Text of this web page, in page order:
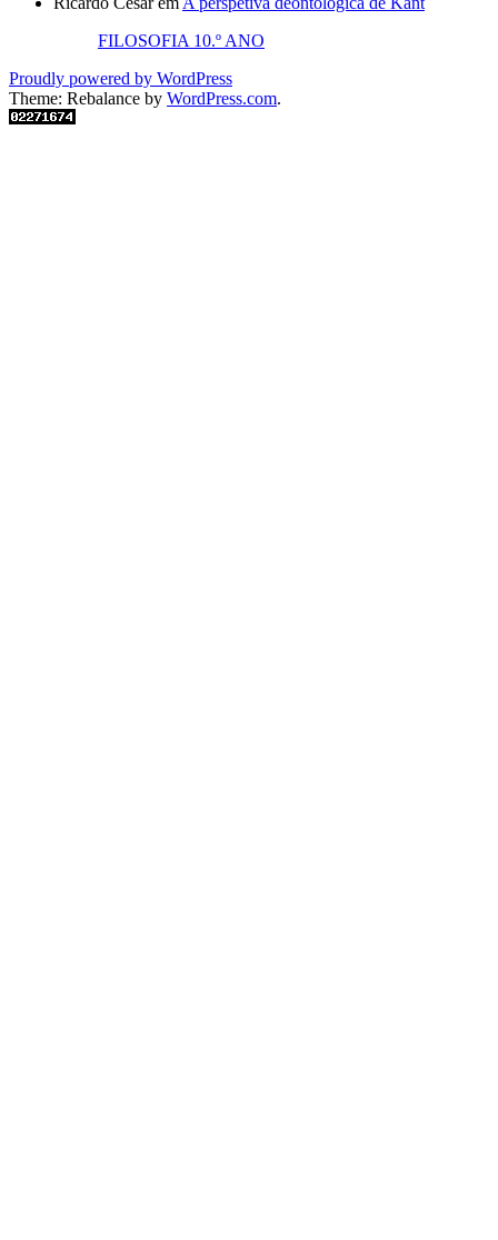
FILOSOFIA 10.º ANO
Proudly powered by WordPress
Theme: Rebalance by WordPress.com.